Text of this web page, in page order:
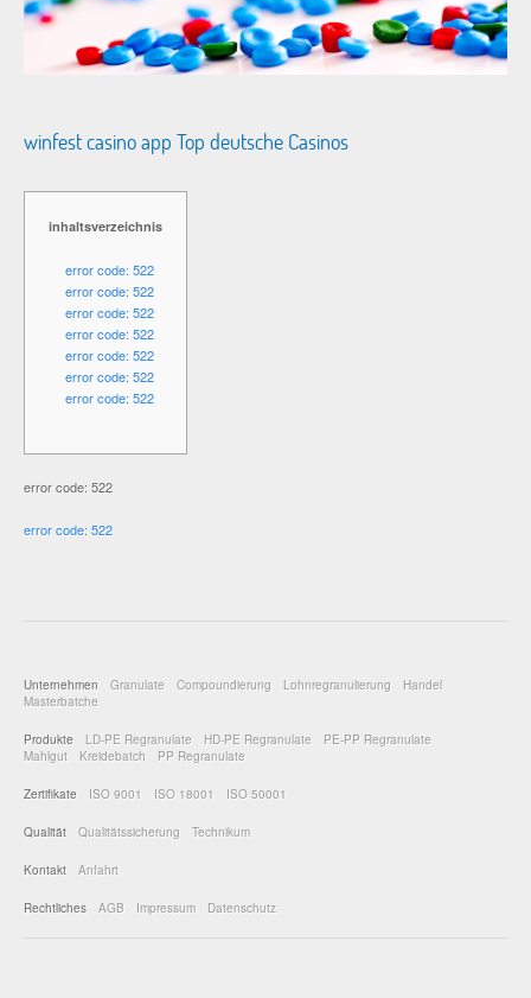
winfest casino app Top deutsche Casinos
inhaltsverzeichnis
error code: 522
error code: 522
error code: 522
error code: 522
error code: 522
error code: 522
error code: 522
error code: 522
error code: 522
Unternehmen Granulate Compoundierung Lohnregranulierung
Handel
Masterbatche
Produkte LD-PE Regranulate HD-PE Regranulate
PE-PP Regranulate
Mahlgut
Kreidebatch PP Regranulate
Zertifikate ISO 9001 ISO 18001 ISO 50001
Qualität Qualitätssicherung Technikum
Kontakt Anfahrt
Rechtliches AGB Impressum Datenschutz